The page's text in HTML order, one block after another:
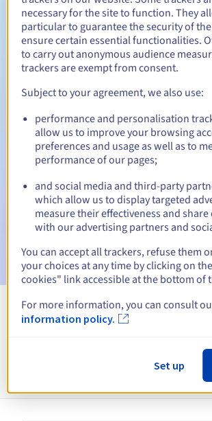
Verlengingsperiode
Inlosperiode
Automatische meldingen:
Waarschuwings-e-mails:60, 30, 15, 7 en 3
vervaldatum
E-mail op de vervaldatumom de
domeinnaam te melden
E-mail na de Redemption Grace Period
verwijdering van de domeinnaam te melden
Bekijk alle extensies
Informatie over
necessary for the site to function. They
particular to guarantee the security of
ensure certain essential functionalities.
to carry out anonymous audience
trackers are exempt from consent.
Subject to your agreement, we also use:
performance and personalisation
allow us to improve your browsing
preferences and usage as well as to
performance of our pages;
and social media and third-party
which allow us to display targeted
measure their effectiveness and
with our advertising partners and
You can accept all trackers, refuse them
your choices at any time by clicking on
cookies" link accessible at the bottom of
For more information, you can consult
information policy.
Set up